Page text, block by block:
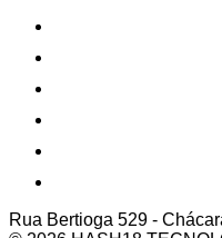
Rua Bertioga 529 -